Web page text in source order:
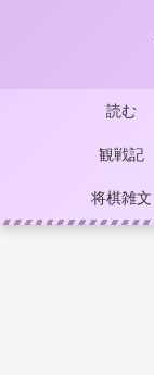
読む
観戦記
将棋雑文